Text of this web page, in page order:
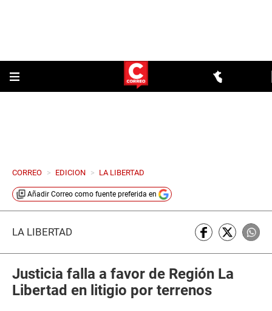
CORREO > EDICION > LA LIBERTAD
Añadir Correo como fuente preferida en
LA LIBERTAD
Justicia falla a favor de Región La
Libertad en litigio por terrenos